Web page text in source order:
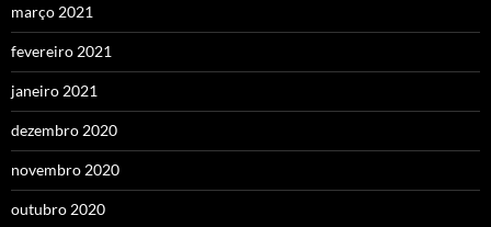
março 2021
fevereiro 2021
janeiro 2021
dezembro 2020
novembro 2020
outubro 2020